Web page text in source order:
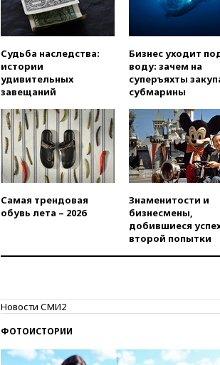
Судьба наследства:
истории
удивительных
завещаний
Бизнес уходит
воду: зачем на
суперъяхты
субмарины
Самая трендовая
обувь лета – 2026
Знаменитости и
бизнесмены,
добившиеся
второй попытки
Новости СМИ2
ФОТОИСТОРИИ